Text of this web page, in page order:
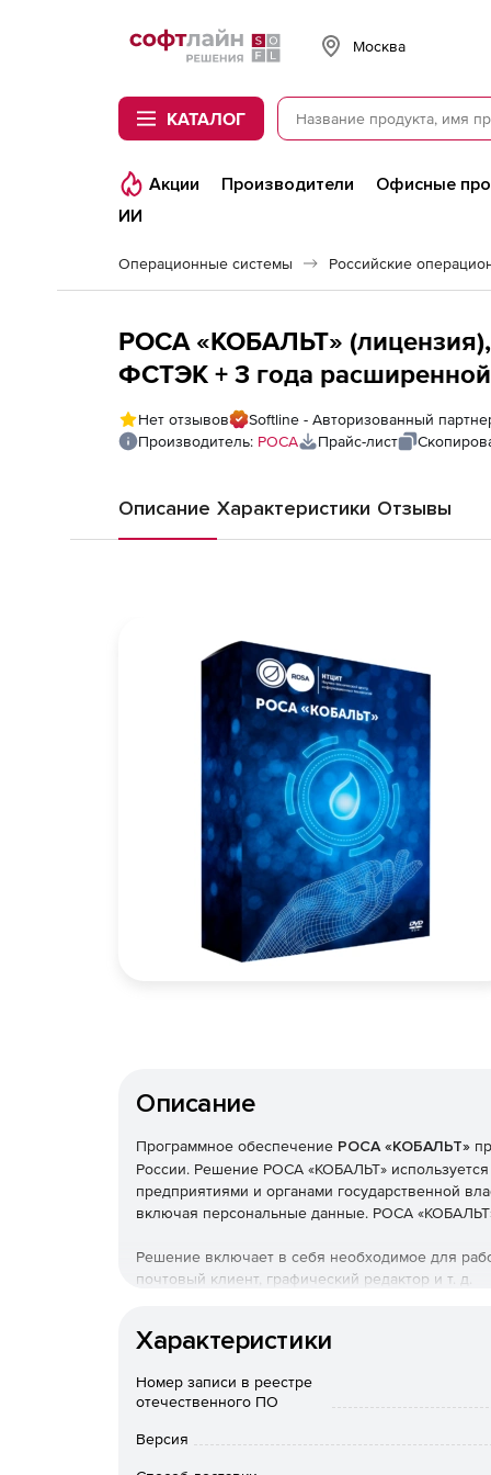
Softline
Москва
КАТАЛОГ
Акции Производители Офисные
ИИ
Операционные системы
РОСА «КОБАЛЬТ»
ФСТЭК + 3 года
Нет отзывов
Softline - Авторизованный
Производитель: РОСА Прайс-лист
Описание Характеристики Отзывы
Описание
Программное обеспечение РОСА «КОБАЛЬТ»
России. Решение РОСА «КОБАЛЬТ»
предприятиями и органами государственной
включая персональные данные. РОСА
Решение включает в себя необходимое для
почтовый клиент, графический редактор и т. д.
НСД, 4 классу от НДВ. Рекомендуется к
приложений, управления учетными записями,
сетевого доступа. Включает в себя удобный
распространенными службами. Система
Характеристики
Номер записи в реестре
отечественного ПО
Версия